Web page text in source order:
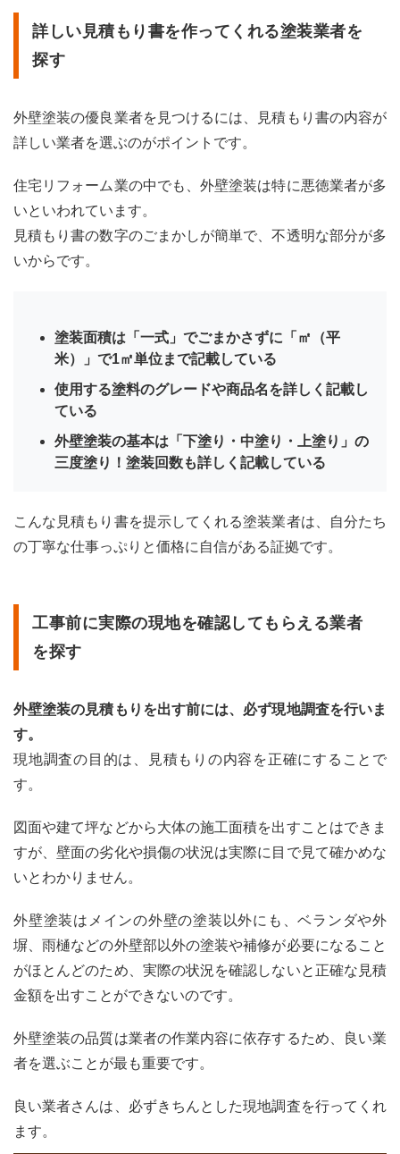
詳しい見積もり書を作ってくれる塗装業者を
探す
外壁塗装の優良業者を見つけるには、見積もり書の内容が
詳しい業者を選ぶのがポイントです。
住宅リフォーム業の中でも、外壁塗装は特に悪徳業者が多
いといわれています。
見積もり書の数字のごまかしが簡単で、不透明な部分が多
いからです。
塗装面積は「一式」でごまかさずに「㎡（平
米）」で1㎡単位まで記載している
使用する塗料のグレードや商品名を詳しく記載し
ている
外壁塗装の基本は「下塗り・中塗り・上塗り」の
三度塗り！塗装回数も詳しく記載している
こんな見積もり書を提示してくれる塗装業者は、自分たち
の丁寧な仕事っぷりと価格に自信がある証拠です。
工事前に実際の現地を確認してもらえる業者
を探す
外壁塗装の見積もりを出す前には、必ず現地調査を行いま
す。
現地調査の目的は、見積もりの内容を正確にすることで
す。
図面や建て坪などから大体の施工面積を出すことはできま
すが、壁面の劣化や損傷の状況は実際に目で見て確かめな
いとわかりません。
外壁塗装はメインの外壁の塗装以外にも、ベランダや外
塀、雨樋などの外壁部以外の塗装や補修が必要になること
がほとんどのため、実際の状況を確認しないと正確な見積
金額を出すことができないのです。
外壁塗装の品質は業者の作業内容に依存するため、良い業
者を選ぶことが最も重要です。
良い業者さんは、必ずきちんとした現地調査を行ってくれ
ます。